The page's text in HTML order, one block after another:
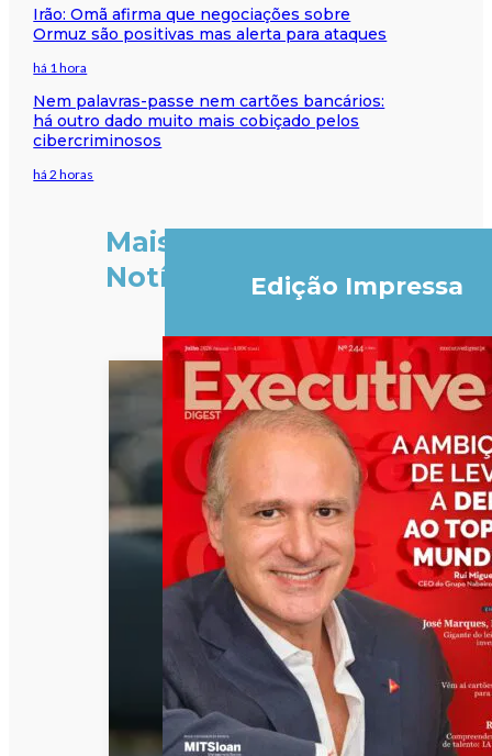
Irão: Omã afirma que negociações sobre
Ormuz são positivas mas alerta para ataques
há 1 hora
Nem palavras-passe nem cartões bancários:
há outro dado muito mais cobiçado pelos
cibercriminosos
há 2 horas
Mais
Notícias
Edição Impressa